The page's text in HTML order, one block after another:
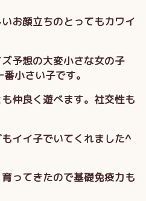
お顔立ちのとってもカワイ
予想の大変小さな女の子
小さい子です。
仲良く遊べます。社交性も
イイ子でいてくれました^
ってきたので基礎免疫力も